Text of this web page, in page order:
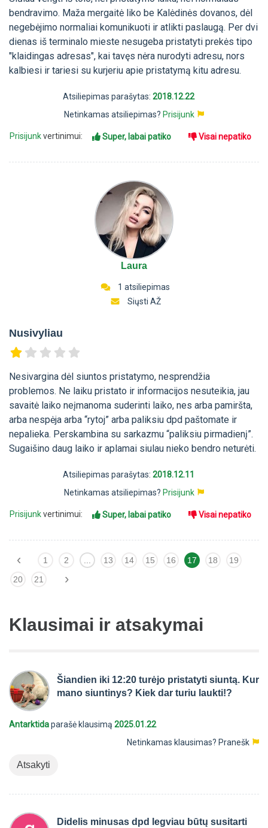
bendravimo. Maža mergaitė liko be Kalėdinės dovanos, dėl
negebėjimo normaliai komunikuoti ir atlikti paslaugą. Per dvi
dienas iš terminalo mieste nesugeba pristatyti prekės tipo
"klaidingas adresas", kai tavęs nėra nurodyti adresu, nors
kalbiesi ir tariesi su kurjeriu apie pristatymą kitu adresu.
Atsiliepimas parašytas: 2018.12.22
Netinkamas atsiliepimas? Prisijunk
Prisijunkvertinimui: Super, labai patiko Visai nepatiko
Laura
1 atsiliepimas
Siųsti AŽ
Nusivyliau
Nesivargina dėl siuntos pristatymo, nesprendžia
problemos. Ne laiku pristato ir informacijos nesuteikia, jau
savaitė laiko neįmanoma suderinti laiko, nes arba pamiršta,
arba nespėja arba “rytoj” arba paliksiu dpd paštomate ir
nepalieka. Perskambina su sarkazmu “paliksiu pirmadienį”.
Sugaišino daug laiko ir aplamai siulau nieko bendro neturėti.
Atsiliepimas parašytas: 2018.12.11
Netinkamas atsiliepimas? Prisijunk
Prisijunkvertinimui: Super, labai patiko Visai nepatiko
‹ 1 2 ... 13 14 15 16 17 18
19
20
21 ›
Klausimai ir atsakymai
Šiandien iki 12:20 turėjo pristatyti siuntą. Kur
mano siuntinys? Kiek dar turiu laukti!?
Antarktidaparašė klausimą 2025.01.22
Netinkamas klausimas? Pranešk
Atsakyti
Didelis minusas dpd legviau būtų susitarti